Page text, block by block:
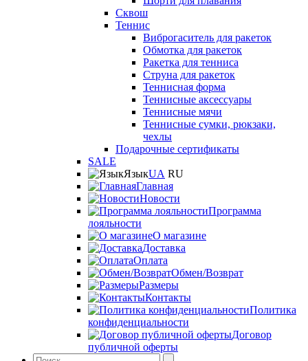
Сквош
Теннис
Виброгаситель для ракеток
Обмотка для ракеток
Ракетка для тенниса
Струна для ракеток
Теннисная форма
Теннисные аксессуары
Теннисные мячи
Теннисные сумки, рюкзаки,
чехлы
Подарочные сертификаты
SALE
ЯзыкUA RU
Главная
Новости
Программа
лояльности
О магазине
Доставка
Оплата
Обмен/Возврат
Размеры
Контакты
Политика
конфиденциальности
Договор
публичной оферты